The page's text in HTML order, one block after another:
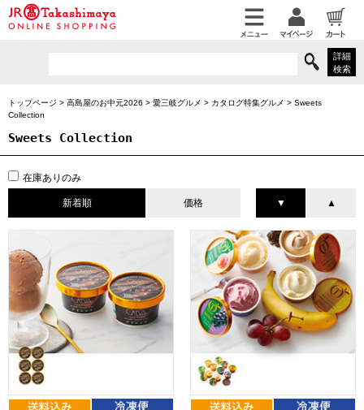
詳細
検索
トップページ > 高島屋のお中元2026 > 愛三岐グルメ > カタログ特集グルメ > Sweets
Collection
Sweets Collection
在庫ありのみ
新着順 価格 ▼ ▲